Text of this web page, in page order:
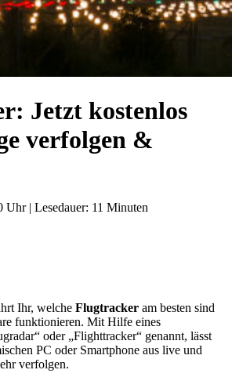
Jetzt kostenlos
verfolgen &
Uhr| Lesedauer: 11 Minuten
Ihr, welche Flugtracker am besten sind
funktionieren. Mit Hilfe eines
oder „Flighttracker“ genannt, lässt
PC oder Smartphone aus live und
verfolgen.